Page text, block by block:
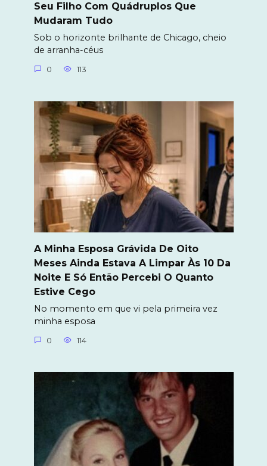
Seu Filho Com Quádruplos Que
Mudaram Tudo
Sob o horizonte brilhante de Chicago, cheio
de arranha-céus
0 113
A Minha Esposa Grávida De Oito
Meses Ainda Estava A Limpar Às 10 Da
Noite E Só Então Percebi O Quanto
Estive Cego
No momento em que vi pela primeira vez
minha esposa
0 114